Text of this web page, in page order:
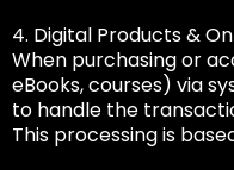
4. Digital Products &
When purchasing or
eBooks, courses) via
to handle the
This processing is